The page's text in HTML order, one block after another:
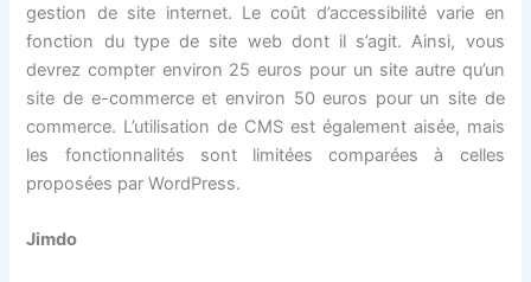
gestion de site internet. Le coût d’accessibilité varie en
fonction du type de site web dont il s’agit. Ainsi, vous
devrez compter environ 25 euros pour un site autre qu’un
site de e-commerce et environ 50 euros pour un site de
commerce. L’utilisation de CMS est également aisée, mais
les fonctionnalités sont limitées comparées à celles
proposées par WordPress.
Jimdo